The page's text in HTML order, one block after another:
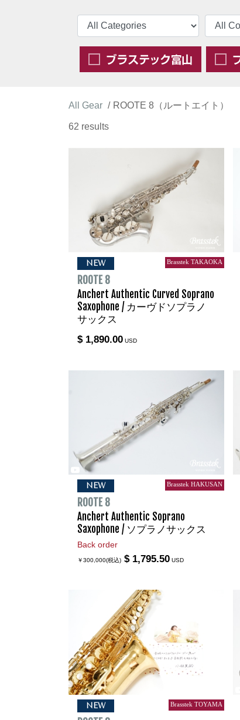
All Gear ROOTE 8（ルートエイト）
62 results
NEW Brasstek TAKAOKA
ROOTE 8
Anchert Authentic Curved Soprano
Saxophone / カーヴドソプラノ
サックス
$ 1,890.00 USD
NEW Brasstek HAKUSAN
ROOTE 8
Anchert Authentic Soprano
Saxophone / ソプラノサックス
Back order
￥300,000(税込) $ 1,795.50 USD
NEW Brasstek TOYAMA